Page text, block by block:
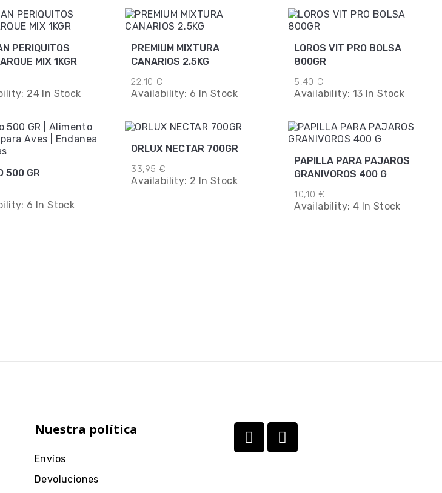
PERIQUITOS
MIX 1KGR
24 In Stock
PREMIUM MIXTURA
CANARIOS 2.5KG
22,10 €
Availability: 6 In Stock
LOROS VIT PRO BOLSA
800GR
5,40 €
Availability: 13 In Stock
500 GR
6 In Stock
ORLUX NECTAR 700GR
33,95 €
Availability: 2 In Stock
PAPILLA PARA PAJAROS
GRANIVOROS 400 G
10,10 €
Availability: 4 In Stock
Nuestra política
Envíos
Devoluciones